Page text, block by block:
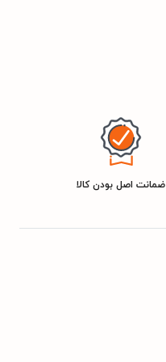
ضمانت اصل بودن کالا